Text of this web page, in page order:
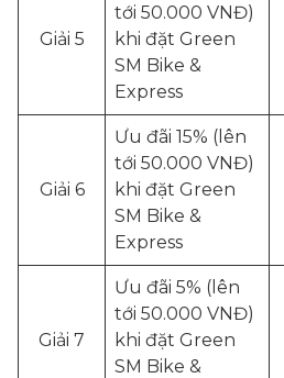
Giải 5
tới 50.000 VNĐ)
khi đặt Green
SM Bike &
Express
Giải 6
Ưu đãi 15% (lên
tới 50.000 VNĐ)
khi đặt Green
SM Bike &
Express
Giải 7
Ưu đãi 5% (lên
tới 50.000 VNĐ)
khi đặt Green
SM Bike &